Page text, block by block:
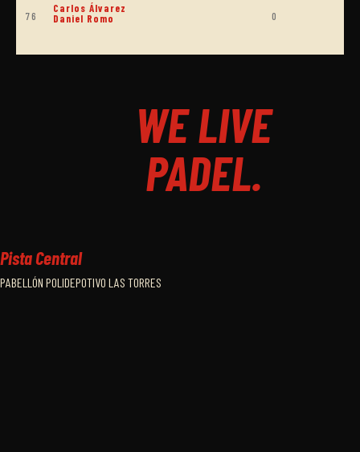
76
Carlos Álvarez
Daniel Romo
0
WE LIVE
PADEL.
Pista Central
PABELLÓN POLIDEPOTIVO LAS TORRES